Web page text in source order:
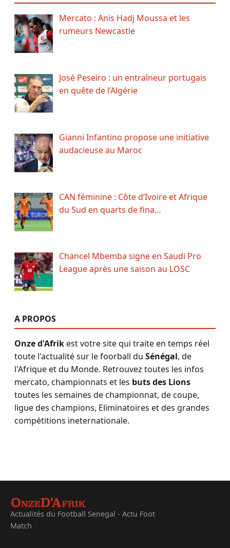
Mercato : Anis Hadj Moussa et les
rumeurs Newcastle
José Peseiro : un entraîneur portugais
en quête de l’Algérie
Gianni Infantino propose une initiative
audacieuse au Maroc
CAN féminine : Côte d’Ivoire et Afrique
du Sud en quarts de fina…
Chancel Mbemba signe en Saudi Pro
League après une saison au LOSC
A PROPOS
Onze d'Afrikest votre site qui traite en temps réel
toute l'actualité sur le foorball du Sénégal, de
l'Afrique et du Monde. Retrouvez toutes les infos
mercato, championnats et les buts des Lions
toutes les semaines de championnat, de coupe,
ligue des champions, Eliminatoires et des grandes
compétitions ineternationale.
Actualités du Football Senegal - Actu Foot
Match